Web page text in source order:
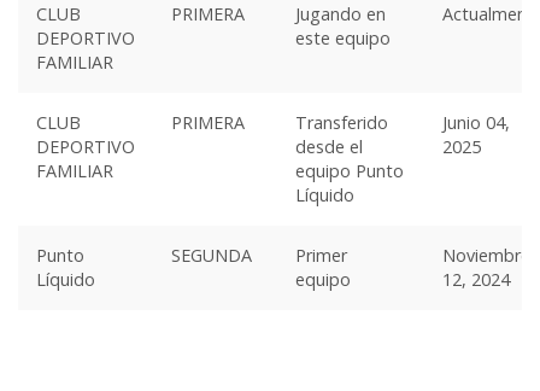
CLUB
DEPORTIVO
FAMILIAR
PRIMERA
Jugando en
este equipo
CLUB
DEPORTIVO
FAMILIAR
PRIMERA
Transferido
desde el
equipo Punto
Líquido
Junio 04,
2025
Punto
Líquido
SEGUNDA
Primer
equipo
Noviembre
12, 2024